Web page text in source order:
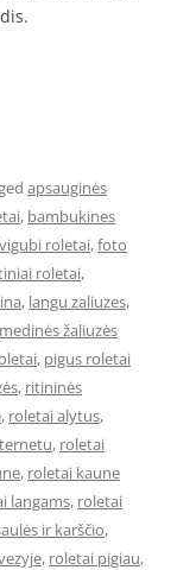
apsauginės
, bambukines
roletai,foto
roletai,
, langu zaliuzes,
medinės žaliuzės
, pigus roletai
, ritininės
, roletai alytus,
, roletai
, roletai kaune
langams, roletai
ir karščio,
, roletai pigiau,